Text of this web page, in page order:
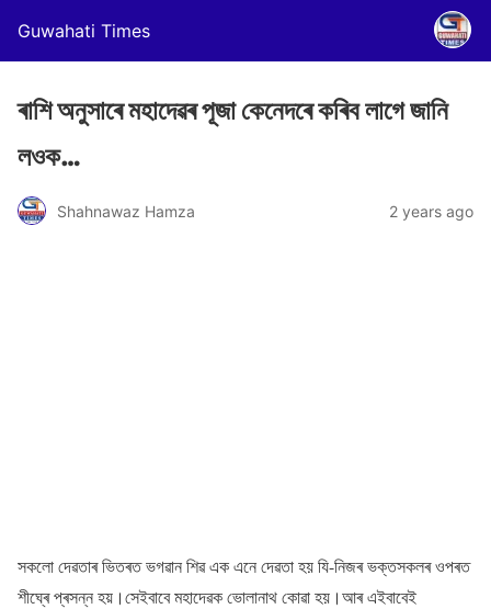
Guwahati Times
ৰাশি অনুসাৰে মহাদেৱৰ পূজা কেনেদৰে কৰিব লাগে জানি
লওক…
Shahnawaz Hamza 2 years ago
সকলো দেৱতাৰ ভিতৰত ভগৱান শিৱ এক এনে দেৱতা হয় যি-নিজৰ ভক্তসকলৰ ওপৰত
শীঘ্ৰে প্ৰসন্ন হয়।সেইবাবে মহাদেৱক ভোলানাথ কোৱা হয়।আৰ এইবাবেই